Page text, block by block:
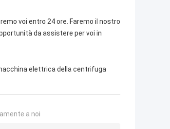
voi entro 24 ore. Faremo il nostro
da assistere per voi in
elettrica della centrifuga
a noi